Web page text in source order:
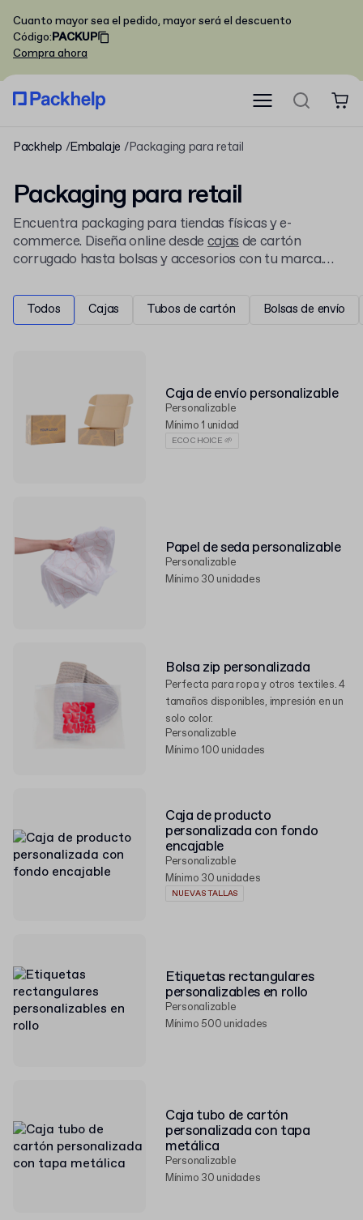
Cuanto mayor sea el pedido, mayor será el descuento
Código:PACKUP
Compra ahora
Packhelp Embalaje Packaging para retail
Packaging para retail
Encuentra packaging para tiendas físicas y e-
commerce. Diseña online desdecajasde cartón
corrugado hasta bolsas y accesorios con tu marca.
estantería o para el envío, con pedidos mínimos bajos y
entrega rápida en toda España.
Todos Cajas Tubos de cartón Bolsas de envío
Caja de envío personalizable
Personalizable
Mínimo 1 unidad
ECO CHOICE 🌱
Papel de seda personalizable
Personalizable
Mínimo 30 unidades
Bolsa zip personalizada
Perfecta para ropa y otros textiles. 4
tamaños disponibles, impresión en un
solo color.
Personalizable
Mínimo 100 unidades
Caja de producto
personalizada con fondo
encajable
Personalizable
Mínimo 30 unidades
NUEVAS TALLAS
Etiquetas rectangulares
personalizables en rollo
Personalizable
Mínimo 500 unidades
Caja tubo de cartón
personalizada con tapa
metálica
Personalizable
Mínimo 30 unidades